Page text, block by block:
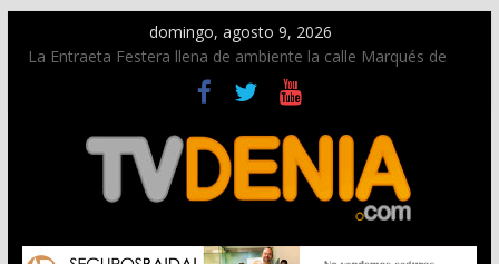
domingo, agosto 9, 2026
La Entraeta Festera llena de ambiente la calle Marqués de
Campo con la recepción a la Capitanía Cristiana
Dos personas fallecen en un grave accidente en la N-332
entre Benissa y Calp
Una nueva oportunidad para donar sangre en Cruz Roja
El bando moro protagonista en la Segunda Entraeta Festera
Paco Adsuar dona al Arxiu de Dénia más de 50.000 imágenes
de la memoria visual de la ciudad